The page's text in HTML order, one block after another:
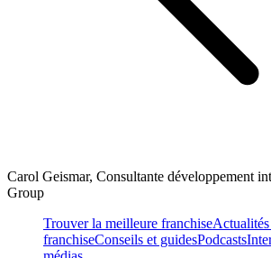
Carol Geismar, Consultante développement
Group
Trouver la meilleure franchiseActualités
franchiseConseils et guidesPodcasts